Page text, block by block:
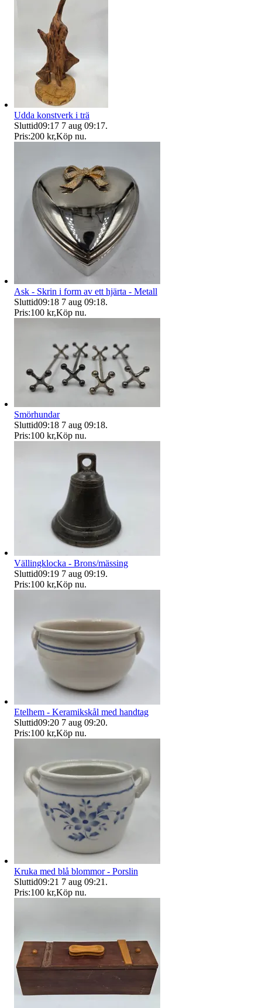
Udda konstverk i trä
Sluttid09:17 7 aug 09:17.
Pris:200 kr,Köp nu.
Ask - Skrin i form av ett hjärta - Metall
Sluttid09:18 7 aug 09:18.
Pris:100 kr,Köp nu.
Smörhundar
Sluttid09:18 7 aug 09:18.
Pris:100 kr,Köp nu.
Vällingklocka - Brons/mässing
Sluttid09:19 7 aug 09:19.
Pris:100 kr,Köp nu.
Etelhem - Keramikskål med handtag
Sluttid09:20 7 aug 09:20.
Pris:100 kr,Köp nu.
Kruka med blå blommor - Porslin
Sluttid09:21 7 aug 09:21 .
Pris:100 kr,Köp nu.